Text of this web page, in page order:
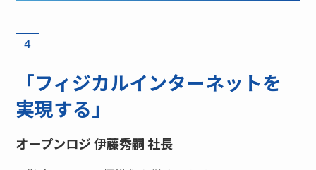
4
「フィジカルインターネットを
実現する」
オープンロジ 伊藤秀嗣 社長